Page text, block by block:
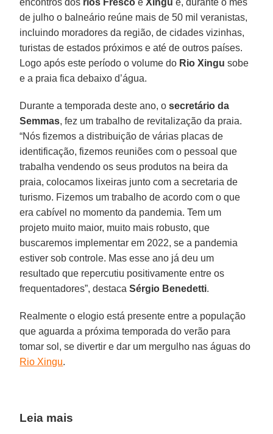
de julho o balneário reúne mais de 50 mil veranistas,
incluindo moradores da região, de cidades vizinhas,
turistas de estados próximos e até de outros países.
Logo após este período o volume do Rio Xingu sobe
e a praia fica debaixo d’água.
Durante a temporada deste ano, osecretário da
Semmas, fez um trabalho de revitalização da praia.
“Nós fizemos a distribuição de várias placas de
identificação, fizemos reuniões com o pessoal que
trabalha vendendo os seus produtos na beira da
praia, colocamos lixeiras junto com a secretaria de
turismo. Fizemos um trabalho de acordo com o que
era cabível no momento da pandemia. Tem um
projeto muito maior, muito mais robusto, que
buscaremos implementar em 2022, se a pandemia
estiver sob controle. Mas esse ano já deu um
resultado que repercutiu positivamente entre os
frequentadores”, destacaSérgio Benedetti.
Realmente o elogio está presente entre a população
que aguarda a próxima temporada do verão para
tomar sol, se divertir e dar um mergulho nas águas do
Rio Xingu.
Leia mais